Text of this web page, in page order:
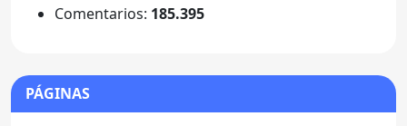
Comentarios: 185.395
PÁGINAS